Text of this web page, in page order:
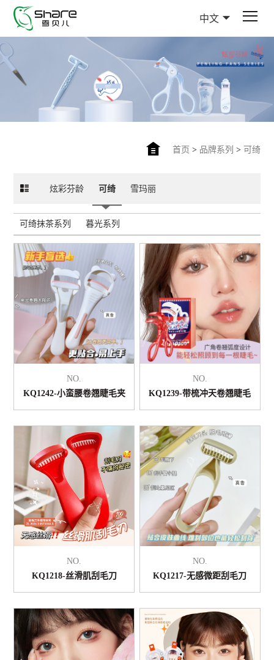
中文
首页 > 品牌系列 > 可绮
炫彩芬龄 可绮 雪玛丽
可绮抹茶系列 暮光系列
NO.
KQ1242-小蛮腰卷翘睫毛夹
NO.
KQ1239-带梳冲天卷翘睫毛
NO.
KQ1218-丝滑肌刮毛刀
NO.
KQ1217-无感微距刮毛刀